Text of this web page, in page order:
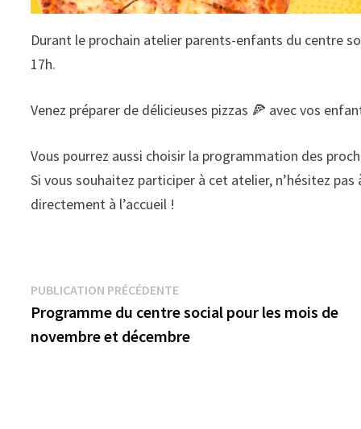
Durant le prochain atelier parents-enfants du centre
17h.
Venez préparer de délicieuses pizzas 🍕 avec vos
Vous pourrez aussi choisir la programmation des
Si vous souhaitez participer à cet atelier, n’hésitez
directement à l’accueil !
Navigation
de
PUBLICATION PRÉCÉDENTEPublication
précédente :
Programme du centre social pour les mois de
novembre et décembre